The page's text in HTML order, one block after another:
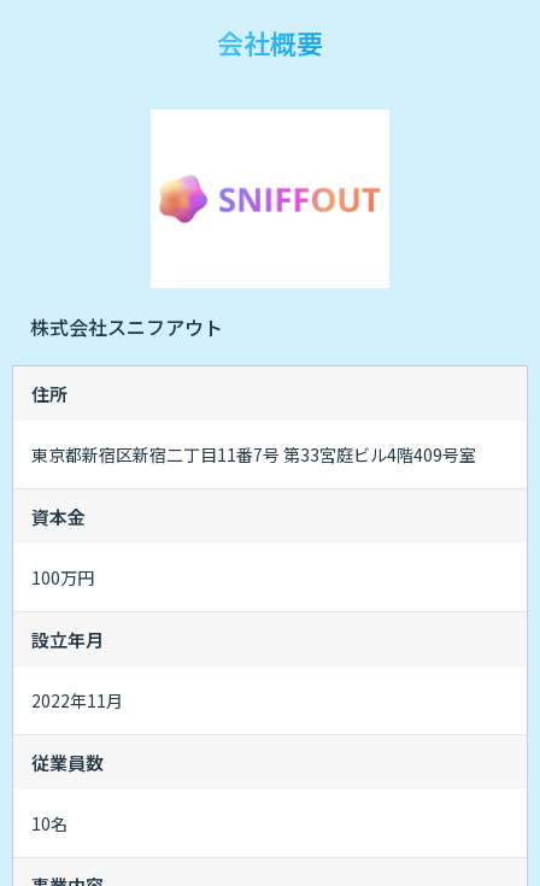
会社概要
株式会社スニフアウト
住所
東京都新宿区新宿二丁目11番7号 第33宮庭ビル4階409号室
資本金
100万円
設立年月
2022年11月
従業員数
10名